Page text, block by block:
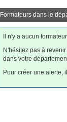
Formateurs dans le
Il n'y a aucun
N'hésitez pas à
dans votre
Pour créer une alerte,